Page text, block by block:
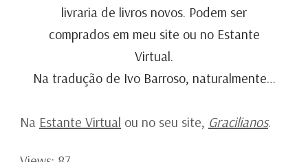
livraria de livros novos. Podem ser
comprados em meu site ou no Estante
Virtual.
Na tradução de Ivo Barroso, naturalmente…
Na Estante Virtual ou no seu site, Gracilianos.